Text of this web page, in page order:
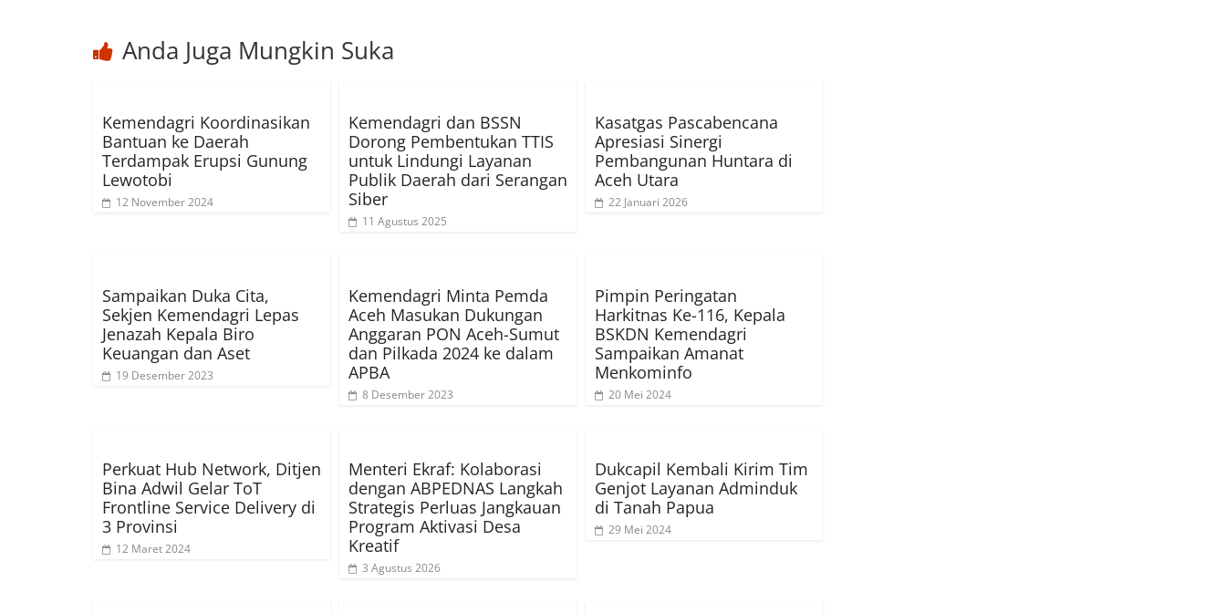
Anda Juga Mungkin Suka
Kemendagri Koordinasikan
Bantuan ke Daerah
Terdampak Erupsi Gunung
Lewotobi
12 November 2024
Kemendagri dan BSSN
Dorong Pembentukan TTIS
untuk Lindungi Layanan
Publik Daerah dari Serangan
Siber
11 Agustus 2025
Kasatgas Pascabencana
Apresiasi Sinergi
Pembangunan Huntara di
Aceh Utara
22 Januari 2026
Sampaikan Duka Cita,
Sekjen Kemendagri Lepas
Jenazah Kepala Biro
Keuangan dan Aset
19 Desember 2023
Kemendagri Minta Pemda
Aceh Masukan Dukungan
Anggaran PON Aceh-Sumut
dan Pilkada 2024 ke dalam
APBA
8 Desember 2023
Pimpin Peringatan
Harkitnas Ke-116, Kepala
BSKDN Kemendagri
Sampaikan Amanat
Menkominfo
20 Mei 2024
Perkuat Hub Network, Ditjen
Bina Adwil Gelar ToT
Frontline Service Delivery di
3 Provinsi
12 Maret 2024
Menteri Ekraf: Kolaborasi
dengan ABPEDNAS Langkah
Strategis Perluas Jangkauan
Program Aktivasi Desa
Kreatif
3 Agustus 2026
Dukcapil Kembali Kirim Tim
Genjot Layanan Adminduk
di Tanah Papua
29 Mei 2024